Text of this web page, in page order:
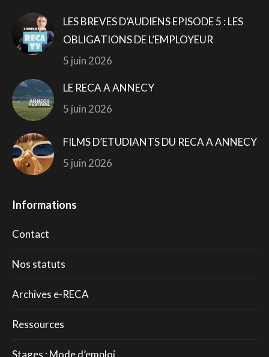
LES BREVES D’AUDIENS EPISODE 5 : LES
OBLIGATIONS DE L’EMPLOYEUR
5 juin 2026
LE RECA A ANNECY
5 juin 2026
FILMS D’ETUDIANTS DU RECA A ANNECY
5 juin 2026
Informations
Contact
Nos statuts
Archives e-RECA
Ressources